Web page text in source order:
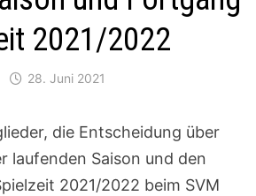
2021/2022
28. Juni 2021
die Entscheidung über
laufenden Saison und den
2021/2022 beim SVM